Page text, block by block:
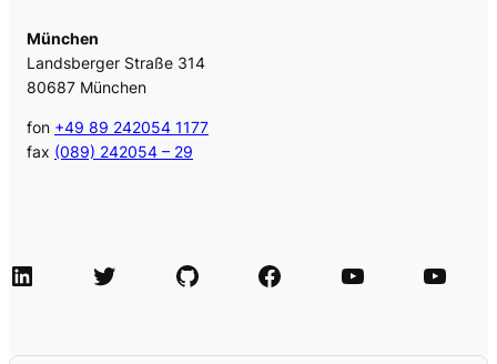
München
Landsberger Straße 314
80687 München
fon +49 89 242054 1177
fax (089) 242054 – 29
LinkedIn Twitter GitHub Facebook Agile Videos Tech-Videos